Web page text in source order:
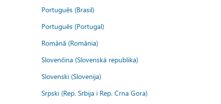
Português (Brasil)
Português (Portugal)
Română (România)
Slovenčina (Slovenská republika)
Slovenski (Slovenija)
Srpski (Rep. Srbija i Rep. Crna Gora)